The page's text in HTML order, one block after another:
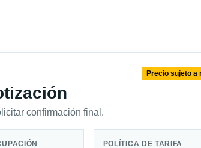
confirmación final.
Precio sujeto a
POLÍTICA DE TARIFA